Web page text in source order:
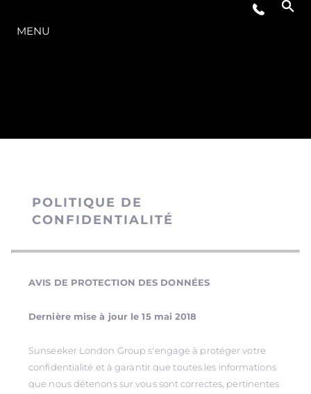
MENU
POLITIQUE DE
CONFIDENTIALITÉ
AVIS DE PROTECTION DES DONNÉES
Dernière mise à jour le 15 mai 2018
Sunseeker London Group s'engage à protéger votre
confidentialité et à garantir que toutes les informations
que nous détenons sur vous sont correctes, pertinentes